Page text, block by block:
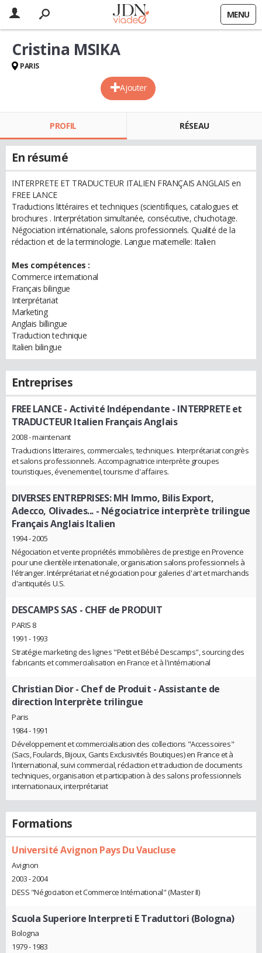
MENU
Ajouter
Cristina MSIKA
PARIS
PROFIL RÉSEAU
En résumé
INTERPRETE ET TRADUCTEUR ITALIEN FRANÇAIS ANGLAIS en
FREE LANCE
Traductions littéraires et techniques (scientifiques, catalogues et
brochures . Interprétation simultanée, consécutive, chuchotage.
Négociation intérnationale, salons professionnels. Qualité de la
rédaction et de la terminologie. Langue maternelle: Italien
Mes compétences :
Commerce international
Français bilingue
Interprétariat
Marketing
Anglais billingue
Traduction technique
Italien bilingue
Entreprises
FREE LANCE - Activité Indépendante - INTERPRETE et
TRADUCTEUR Italien Français Anglais
2008 - maintenant
Traductions litteraires, commerciales, techniques. Interprétariat congrès
et salons professionnels. Accompagnatrice interprète groupes
touristiques, évenementiel, tourisme d'affaires.
DIVERSES ENTREPRISES: MH Immo, Bilis Export,
Adecco, Olivades... - Négociatrice interprète trilingue
Français Anglais Italien
1994 - 2005
Négociation et vente propriétés immobilières de prestige en Provence
pour une clientèle intenationale, organisation salons professionnels à
l'étranger. Intérprétariat et négociation pour galeries d'art et marchands
d'antiquités U.S.
DESCAMPS SAS- CHEF de PRODUIT
PARIS 8
1991 - 1993
Stratégie marketing des lignes "Petit et Bébé Descamps", sourcing des
fabricants et commercialisation en France et à l'intérnational
Christian Dior- Chef de Produit - Assistante de
direction Interprète trilingue
Paris
1984 - 1991
Développement et commercialisation des collections "Accessoires"
(Sacs, Foulards, Bijoux, Gants Exclusivités Boutiques) en France et à
l'international, suivi commercial, rédaction et traduction de documents
techniques, organisation et participation à des salons professionnels
internationaux, interprétariat
Formations
Université Avignon Pays Du Vaucluse
Avignon
2003 - 2004
DESS "Négociation et Commerce Intérnational" (Master II)
Scuola Superiore Interpreti E Traduttori (Bologna)
Bologna
1979 - 1983